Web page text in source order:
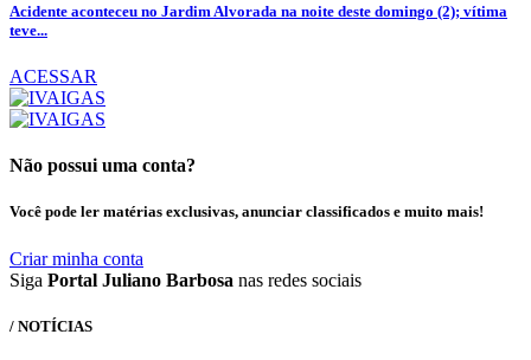
Acidente aconteceu no Jardim Alvorada na noite deste domingo (2); vítima
teve...
ACESSAR
Não possui uma conta?
Você pode ler matérias exclusivas, anunciar classificados e muito mais!
Criar minha conta
Siga Portal Juliano Barbosa nas redes sociais
/ NOTÍCIAS